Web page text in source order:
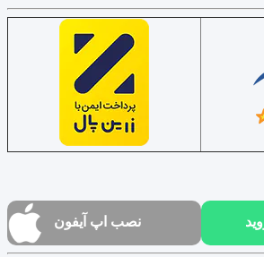
نصب اپ آیفون